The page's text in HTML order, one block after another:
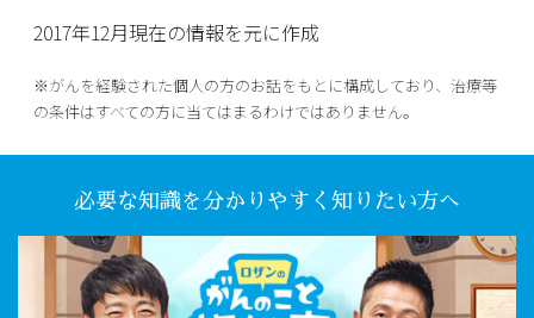
2017年12月現在の情報を元に作成
※がんを経験された個人の方のお話をもとに構成しており、治療等
の条件はすべての方に当てはまるわけではありません。
必要な知識を分かりやすく知りたい方へ